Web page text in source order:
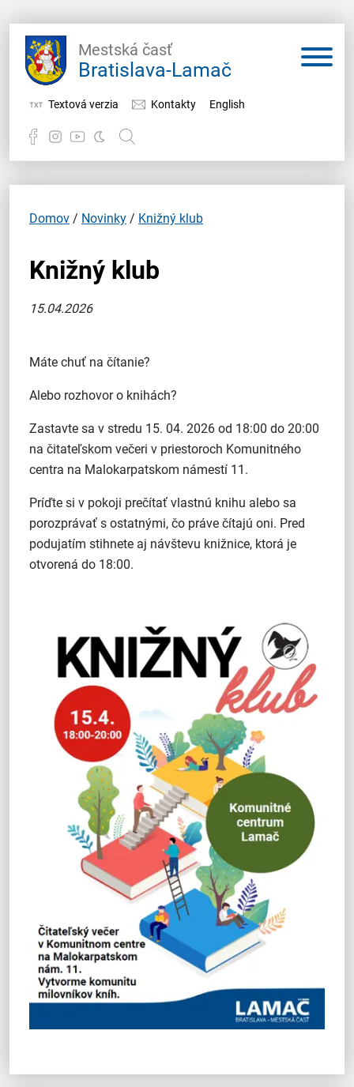
Mestská časť
Bratislava-Lamač
Textová verzia Kontakty English
Samospráva
Domov / Novinky / Knižný klub
Knižný klub
15.04.2026
Máte chuť na čítanie?
Alebo rozhovor o knihách?
Zastavte sa v stredu 15. 04. 2026 od 18:00 do 20:00
na čitateľskom večeri v priestoroch Komunitného
centra na Malokarpatskom námestí 11.
Príďte si v pokoji prečítať vlastnú knihu alebo sa
porozprávať s ostatnými, čo práve čítajú oni. Pred
podujatím stihnete aj návštevu knižnice, ktorá je
otvorená do 18:00.